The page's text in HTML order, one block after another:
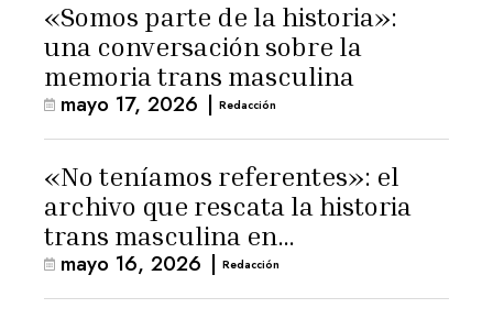
«Somos parte de la historia»:
una conversación sobre la
memoria trans masculina
mayo 17, 2026 | Redacción
«No teníamos referentes»: el
archivo que rescata la historia
trans masculina en
Latinoamérica
mayo 16, 2026 | Redacción